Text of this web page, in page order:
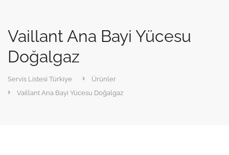
Vaillant Ana Bayi Yücesu
Doğalgaz
Servis Listesi Türkiye
Ürünler
Vaillant Ana Bayi Yücesu Doğalgaz